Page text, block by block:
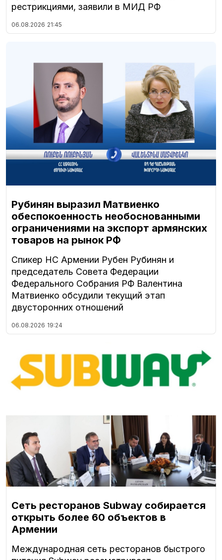
рестрикциями, заявили в МИД РФ
06.08.2026 21:45
Рубинян выразил Матвиенко
обеспокоенность необоснованными
ограничениями на экспорт армянских
товаров на рынок РФ
Спикер НС Армении Рубен Рубинян и
председатель Совета Федерации
Федерального Собрания РФ Валентина
Матвиенко обсудили текущий этап
двусторонних отношений
06.08.2026 19:24
Сеть ресторанов Subway собирается
открыть более 60 объектов в
Армении
Международная сеть ресторанов быстрого